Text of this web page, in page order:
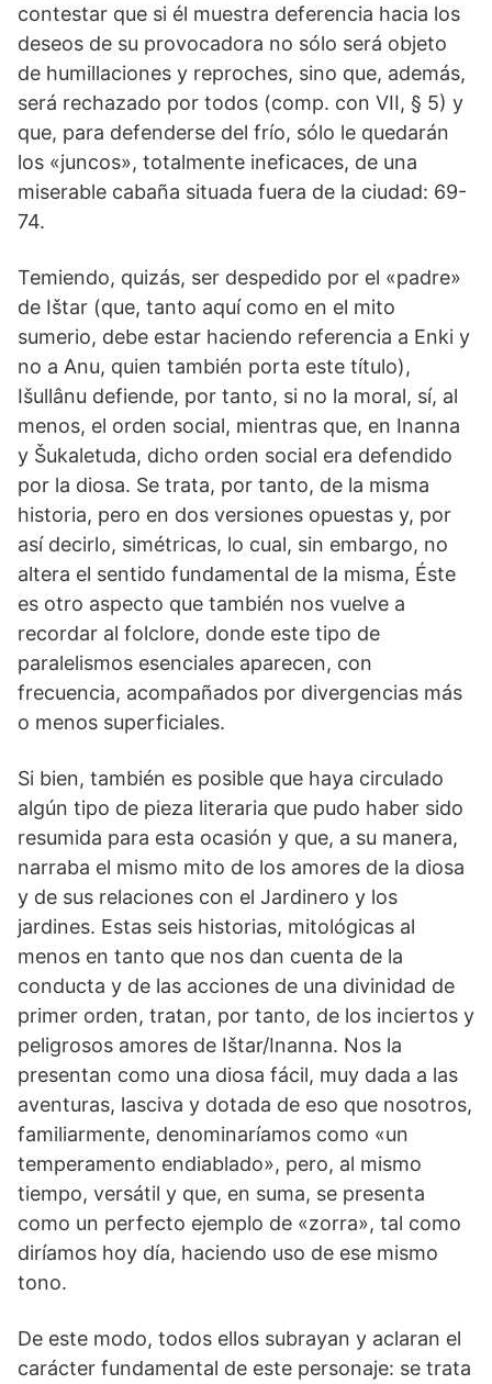
contestar que si él muestra deferencia hacia los
deseos de su provocadora no sólo será objeto
de humillaciones y reproches, sino que, además,
será rechazado por todos (comp. con VII, § 5) y
que, para defenderse del frío, sólo le quedarán
los «juncos», totalmente ineficaces, de una
miserable cabaña situada fuera de la ciudad: 69-
74.
Temiendo, quizás, ser despedido por el «padre»
de Ištar (que, tanto aquí como en el mito
sumerio, debe estar haciendo referencia a Enki y
no a Anu, quien también porta este título),
Išullânu defiende, por tanto, si no la moral, sí, al
menos, el orden social, mientras que, en Inanna
y Šukaletuda, dicho orden social era defendido
por la diosa. Se trata, por tanto, de la misma
historia, pero en dos versiones opuestas y, por
así decirlo, simétricas, lo cual, sin embargo, no
altera el sentido fundamental de la misma, Éste
es otro aspecto que también nos vuelve a
recordar al folclore, donde este tipo de
paralelismos esenciales aparecen, con
frecuencia, acompañados por divergencias más
o menos superficiales.
Si bien, también es posible que haya circulado
algún tipo de pieza literaria que pudo haber sido
resumida para esta ocasión y que, a su manera,
narraba el mismo mito de los amores de la diosa
y de sus relaciones con el Jardinero y los
jardines. Estas seis historias, mitológicas al
menos en tanto que nos dan cuenta de la
conducta y de las acciones de una divinidad de
primer orden, tratan, por tanto, de los inciertos y
peligrosos amores de Ištar/Inanna. Nos la
presentan como una diosa fácil, muy dada a las
aventuras, lasciva y dotada de eso que nosotros,
familiarmente, denominaríamos como «un
temperamento endiablado», pero, al mismo
tiempo, versátil y que, en suma, se presenta
como un perfecto ejemplo de «zorra», tal como
diríamos hoy día, haciendo uso de ese mismo
tono.
De este modo, todos ellos subrayan y aclaran el
carácter fundamental de este personaje: se trata